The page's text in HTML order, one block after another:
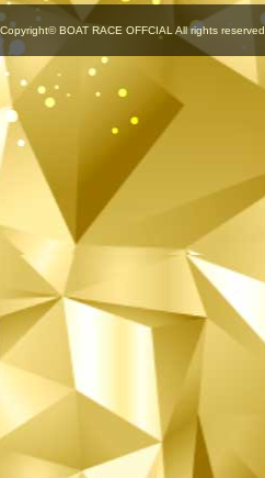
Copyright© BOAT RACE OFFCIAL All rights reserved.